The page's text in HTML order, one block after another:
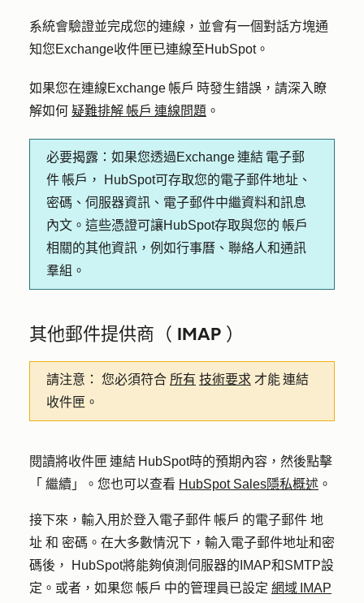
系統會驗證並完成您的連線，並會有一個對話方塊通
知您Exchange收件匣已連線至HubSpot。
如果您在連線Exchange 帳戶 時發生錯誤，請深入瞭
解如何 疑難排解 帳戶 連線問題 。
必要揭露： 如果您透過Exchange 連結 電子郵
件 帳戶， HubSpot可存取您的電子郵件地址、
密碼、伺服器資訊、電子郵件中繼資料和訊息
內文。這些憑證可讓HubSpot存取與您的 帳戶
相關的其他資訊，例如行事曆、聯絡人和通訊
羣組。
其他郵件提供商（ IMAP ）
請注意： 您必須符合 所有 技術要求 才能 連結
收件匣。
閱讀將收件匣 連結 HubSpot時的預期內容，然後點擊
「 繼續 」。您也可以查看 HubSpot Sales隱私概述 。
接下來，輸入用於登入電子郵件 帳戶 的電子郵件 地
址 和 密碼 。在大多數情況下，輸入電子郵件地址和密
碼後， HubSpot將能夠偵測伺服器的IMAP和SMTP設
定。或者，如果您 帳戶 中的管理員已設定 網域 IMAP